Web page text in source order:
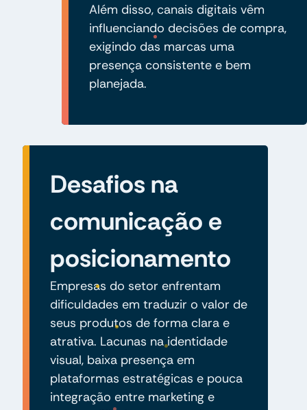
Além disso, canais digitais vêm
influenciando decisões de compra,
exigindo das marcas uma
presença consistente e bem
planejada.
Desafios na
comunicação e
posicionamento
Empresas do setor enfrentam
dificuldades em traduzir o valor de
seus produtos de forma clara e
atrativa. Lacunas na identidade
visual, baixa presença em
plataformas estratégicas e pouca
integração entre marketing e